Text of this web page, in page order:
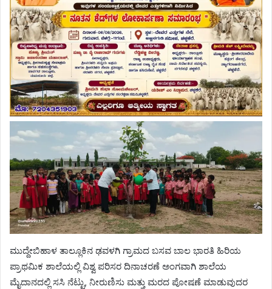
ಮುದ್ದೇಬಿಹಾಳ ತಾಲ್ಲೂಕಿನ ಢವಳಗಿ ಗ್ರಾಮದ ಬಸವ ಬಾಲ ಭಾರತಿ ಹಿರಿಯ
ಪ್ರಾಥಮಿಕ ಶಾಲೆಯಲ್ಲಿ ವಿಶ್ವ ಪರಿಸರ ದಿನಾಚರಣೆ ಅಂಗವಾಗಿ ಶಾಲೆಯ
ಮೈದಾನದಲ್ಲಿ ಸಸಿ ನೆಟ್ಟು, ನೀರುಣಿಸು ಮತ್ತು ಮರದ ಪೋಷಣೆ ಮಾಡುವುದರ